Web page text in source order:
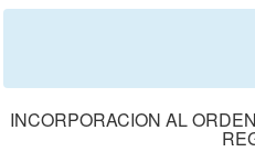
INCORPORACION AL